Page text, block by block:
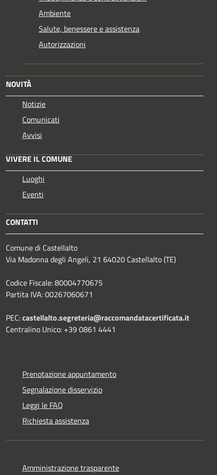
Ambiente
Salute, benessere e assistenza
Autorizzazioni
NOVITÀ
Notizie
Comunicati
Avvisi
VIVERE IL COMUNE
Luoghi
Eventi
CONTATTI
Comune di Castellalto
Via Madonna degli Angeli, 21 64020 Castellalto (TE)
Codice Fiscale: 80004770675
Partita IVA: 00267060671
PEC:castellalto.segreteria@raccomandatacertificata.it
Centralino Unico: +39 0861 4441
Prenotazione appuntamento
Segnalazione disservizio
Leggi le FAQ
Richiesta assistenza
Amministrazione trasparente